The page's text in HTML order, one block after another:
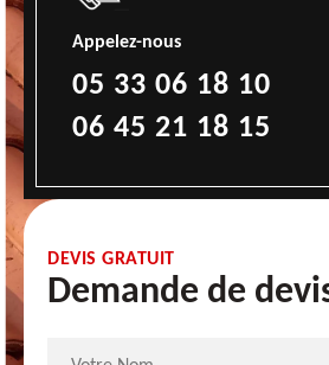
Appelez-nous
05 33 06 18 10
06 45 21 18 15
DEVIS GRATUIT
Demande de